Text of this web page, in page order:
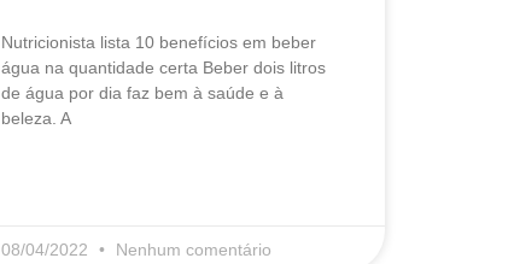
Nutricionista lista 10 benefícios em beber
água na quantidade certa Beber dois litros
de água por dia faz bem à saúde e à
beleza. A
08/04/2022 Nenhum comentário